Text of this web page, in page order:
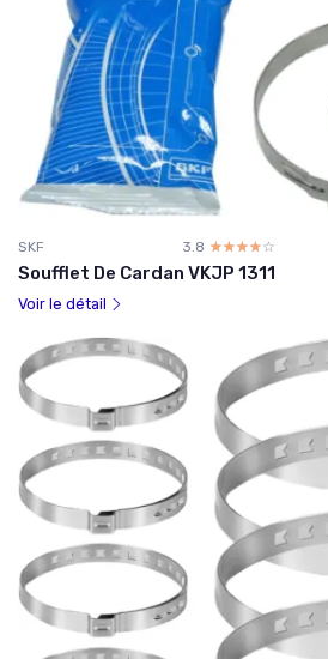
SKF 3.8 ☆☆☆☆☆
★★★★★
Soufflet De Cardan VKJP 1311
Voir le détail